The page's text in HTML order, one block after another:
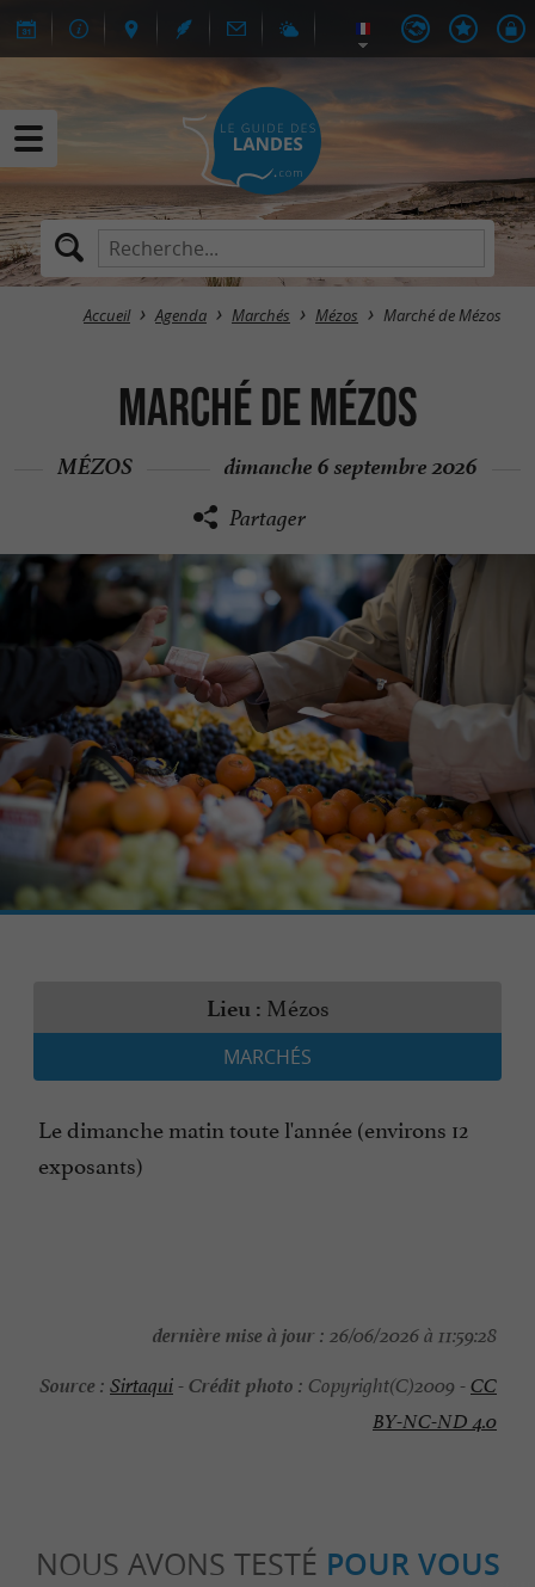
Accueil Agenda Marchés Mézos Marché de Mézos
Marché de Mézos
MÉZOS dimanche 6 septembre 2026
Partager
Lieu : Mézos
MARCHÉS
Le dimanche matin toute l'année (environs 12
exposants)
dernière mise à jour : 26/06/2026 à 11:59:28
Source : Sirtaqui-Crédit photo : Copyright(C)2009 -CC
BY-NC-ND 4.0
NOUS AVONS TESTÉ POUR VOUS